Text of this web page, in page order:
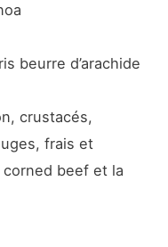
beurre d’arachide
crustacés,
frais et
beef et la